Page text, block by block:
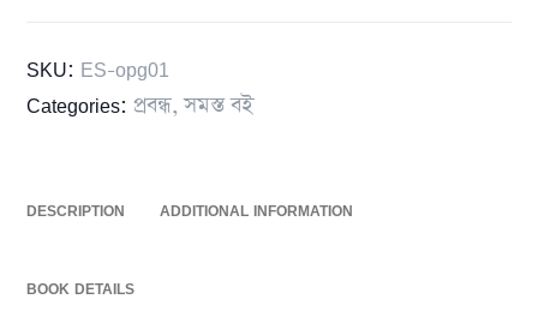
SKU: ES-opg01
Categories: প্রবন্ধ,সমস্ত বই
DESCRIPTION ADDITIONAL INFORMATION
BOOK DETAILS